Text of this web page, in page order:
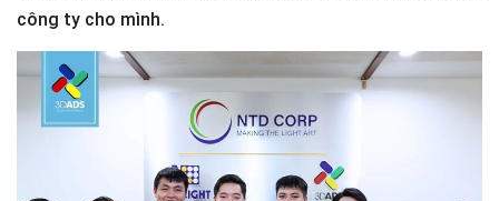
công ty cho mình.